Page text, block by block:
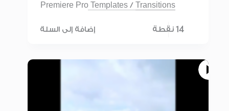
Premiere Pro Templates/ Transitions
14 نقطة إضافة إلى السلة